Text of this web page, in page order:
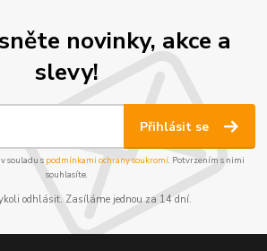
novinky, akce a
slevy!
Přihlásit se
souladu s podmínkami ochrany soukromí. Potvrzením s nimi
souhlasíte.
odhlásit. Zasíláme jednou za 14 dní.